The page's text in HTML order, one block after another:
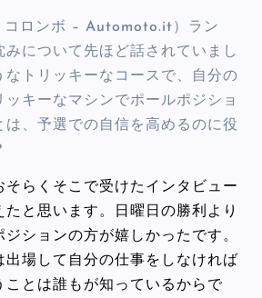
コロンボ – Automoto.it）ラン
みについて先ほど話されていまし
なトリッキーなコースで、自分の
キーなマシンでポールポジショ
は、予選での自信を高めるのに役
そらくそこで受けたインタビュー
と思います。日曜日の勝利より
ションの方が嬉しかったです。
出場して自分の仕事をしなければ
ことは誰もが知っているからで